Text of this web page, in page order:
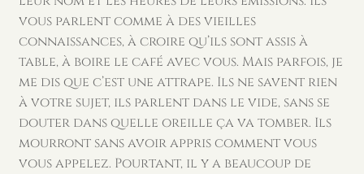
vous parlent comme à des vieilles
connaissances, à croire qu’ils sont assis à
table, à boire le café avec vous. Mais parfois, je
me dis que c’est une attrape. Ils ne savent rien
à votre sujet, ils parlent dans le vide, sans se
douter dans quelle oreille ça va tomber. Ils
mourront sans avoir appris comment vous
vous appelez. Pourtant, il y a beaucoup de